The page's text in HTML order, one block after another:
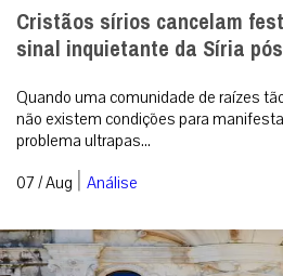
Cristãos sírios cancelam
sinal inquietante da Síria
Quando uma comunidade de raízes
não existem condições para
problema ultrapas...
07 / Aug | Análise